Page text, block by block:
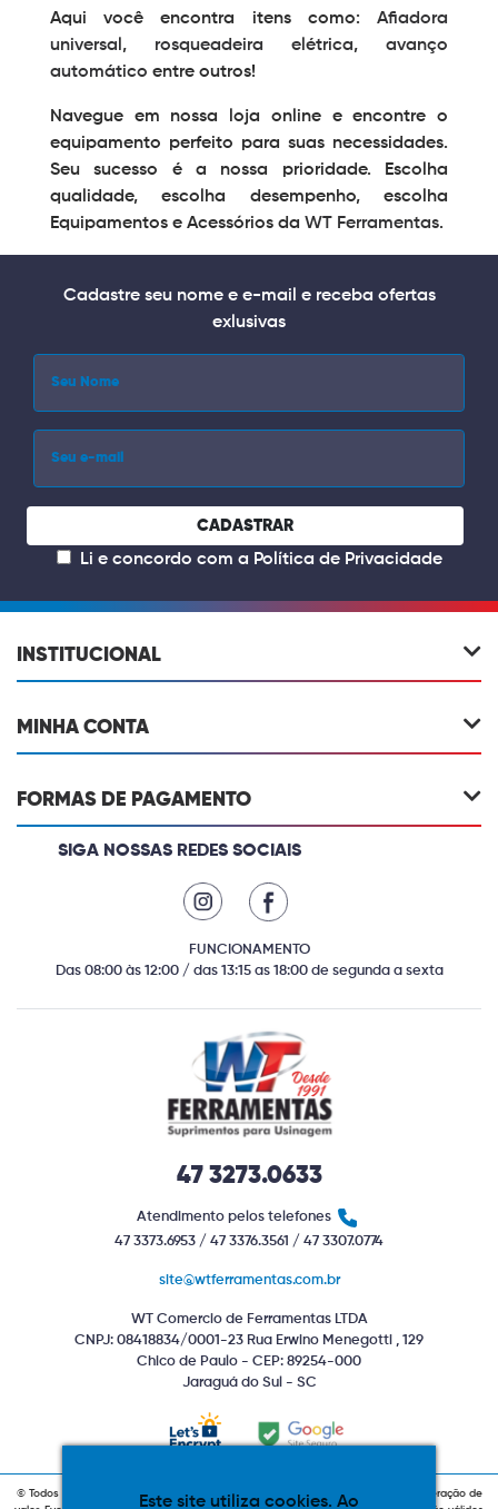
Aqui você encontra itens como: Afiadora
universal , rosqueadeira elétrica, avanço
automático entre outros!
Navegue em nossa loja online e encontre o
equipamento perfeito para suas necessidades.
Seu sucesso é a nossa prioridade. Escolha
qualidade, escolha desempenho, escolha
Equipamentos e Acessórios da WT Ferramentas.
Cadastre seu nome e e-mail e receba ofertas
exlusivas
CADASTRAR
Li e concordo com a Política de Privacidade
INSTITUCIONAL
MINHA CONTA
FORMAS DE PAGAMENTO
SIGA NOSSAS REDES SOCIAIS
FUNCIONAMENTO
Das 08:00 às 12:00 / das 13:15 as 18:00 de segunda a sexta
47 3273.0633
Atendimento pelos telefones
47 3373.6953 / 47 3376.3561 / 47 3307.0774
site@wtferramentas.com.br
WT Comercio de Ferramentas LTDA
CNPJ: 08418834/0001-23 Rua Erwino Menegotti , 129
Chico de Paulo - CEP: 89254-000
Jaraguá do Sul - SC
© Todos os direitos reservados. Produtos com estoque indiponível sujeitos a alteração de
Este site utiliza cookies. Ao